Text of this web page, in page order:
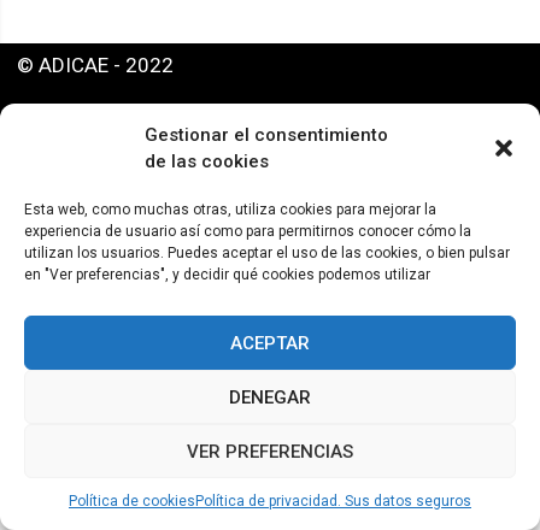
Gestionar el consentimiento
de las cookies
Esta web, como muchas otras, utiliza cookies para mejorar la
experiencia de usuario así como para permitirnos conocer cómo la
utilizan los usuarios. Puedes aceptar el uso de las cookies, o bien pulsar
en "Ver preferencias", y decidir qué cookies podemos utilizar
ACEPTAR
DENEGAR
VER PREFERENCIAS
Política de cookies Política de privacidad. Sus datos seguros
© ADICAE - 2022